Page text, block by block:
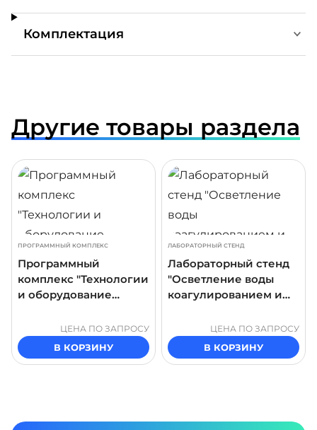
Комплектация
Другие товары раздела
ПРОГРАММНЫЙ КОМПЛЕКС
Программный
комплекс "Технологии
и оборудование
ЦЕНА ПО ЗАПРОСУ
В КОРЗИНУ
ЛАБОРАТОРНЫЙ СТЕНД
Лабораторный стенд
"Осветление воды
коагулированием и
Параметры процесса"
ЦЕНА ПО ЗАПРОСУ
В КОРЗИНУ
ПОДРОБНЕЕ